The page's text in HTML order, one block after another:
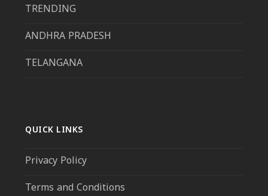
TRENDING
ANDHRA PRADESH
TELANGANA
QUICK LINKS
Privacy Policy
Terms and Conditions